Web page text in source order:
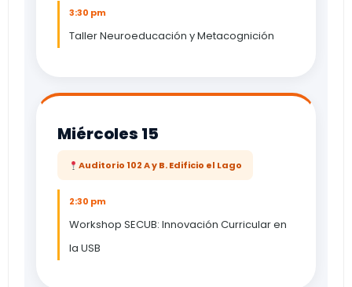
3:30 pm
Taller Neuroeducación y Metacognición
Miércoles 15
Auditorio 102 A y B. Edificio el Lago
2:30 pm
Workshop SECUB: Innovación Curricular en
la USB